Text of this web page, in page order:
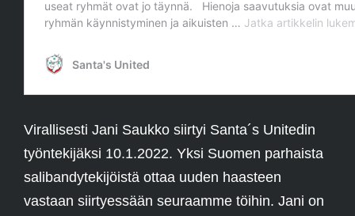
Virallisesti Jani Saukko siirtyi Santa´s Unitedin
työntekijäksi 10.1.2022. Yksi Suomen parhaista
salibandytekijöistä ottaa uuden haasteen
vastaan siirtyessään seuraamme töihin. Jani on